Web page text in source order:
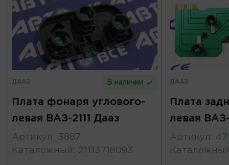
ДААЗ В наличии
Плата фонаря углового-
левая ВАЗ-2111 Дааз
Артикул : 3887
Каталожный : 21113716093
ДААЗ
Плата
левая
Артикул :